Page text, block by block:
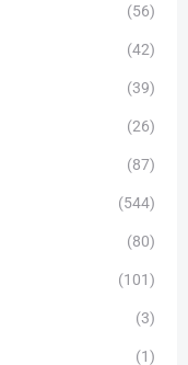
(56)
(42)
(39)
(26)
(87)
(544)
(80)
(101)
(3)
(1)